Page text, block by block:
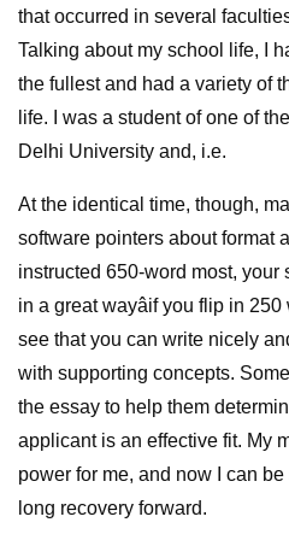
that occurred in several
Talking about my school life, I
the fullest and had a variety of
life. I was a student of one of
Delhi University and, i.e.
At the identical time, though,
software pointers about format
instructed 650-word most, your
in a great wayâif you flip in
see that you can write nicely
with supporting concepts.
the essay to help them
applicant is an effective fit. My
power for me, and now I can
long recovery forward.